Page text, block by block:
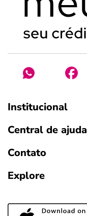
Institucional
Central de ajuda
Contato
Explore